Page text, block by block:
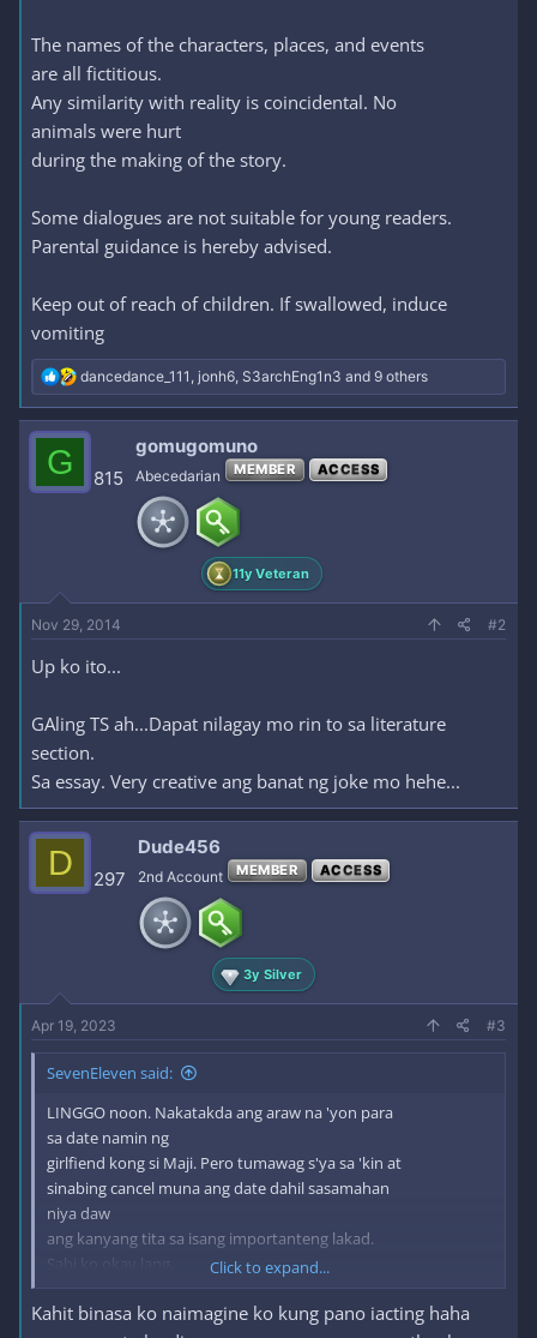
The names of the characters, places, and events
are all fictitious.
Any similarity with reality is coincidental. No
animals were hurt
during the making of the story.
Some dialogues are not suitable for young readers.
Parental guidance is hereby advised.
Keep out of reach of children. If swallowed, induce
vomiting
R
e
a
c
o
dancedance_111 , jonh6, S3archEng1n3 and 9 others
G 815
gomugomuno
Abecedarian MEMBER ACCESS
11y Veteran
Nov 29, 2014 #2
Up ko ito...
GAling TS ah...Dapat nilagay mo rin to sa literature
section.
Sa essay. Very creative ang banat ng joke mo hehe...
D 297
Dude456
2nd Account MEMBER ACCESS
3y Silver
Apr 19, 2023 #3
SevenEleven said:
LINGGO noon. Nakatakda ang araw na 'yon para
sa date namin ng
girlfiend kong si Maji. Pero tumawag s'ya sa 'kin at
sinabing cancel muna ang date dahil sasamahan
niya daw
ang kanyang tita sa isang importanteng lakad.
Sabi ko okay lang,
naintindihan ko. Subalit dahil wala akong magawa
sa bahay at talagang
Click to expand...
Kahit binasa ko naimagine ko kung pano iacting haha